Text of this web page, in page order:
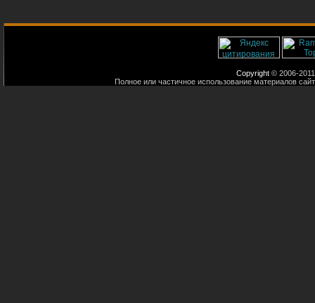
Copyright © 2006-
Полное или частичное использование материалов